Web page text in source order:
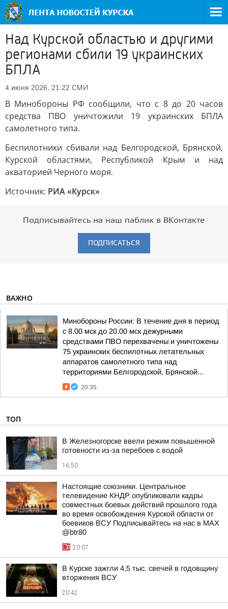
Над Курской областью и другими
регионами сбили 19 украинских
БПЛА
4 июня 2026, 21:22 СМИ
В Минобороны РФ сообщили, что с 8 до 20 часов
средства ПВО уничтожили 19 украинских БПЛА
самолетного типа.
Беспилотники сбивали над Белгородской, Брянской,
Курской областями, Республикой Крым и над
акваторией Черного моря.
Источник: РИА «Курск»
Подписывайтесь на наш паблик в ВКонтакте
ПОДПИСАТЬСЯ
ВАЖНО
Минобороны России: В течение дня в период
с 8.00 мск до 20.00 мск дежурными
средствами ПВО перехвачены и уничтожены
75 украинских беспилотных летательных
аппаратов самолетного типа над
территориями Белгородской, Брянской...
20:35
ТОП
В Железногорске ввели режим повышенной
готовности из-за перебоев с водой
16:50
Настоящие союзники. Центральное
телевидение КНДР опубликовали кадры
совместных боевых действий прошлого года
во время освобождения Курской области от
боевиков ВСУ Подписывайтесь на нас в MAX
@btr80
20:07
В Курске зажгли 4,5 тыс. свечей в годовщину
вторжения ВСУ
20:42